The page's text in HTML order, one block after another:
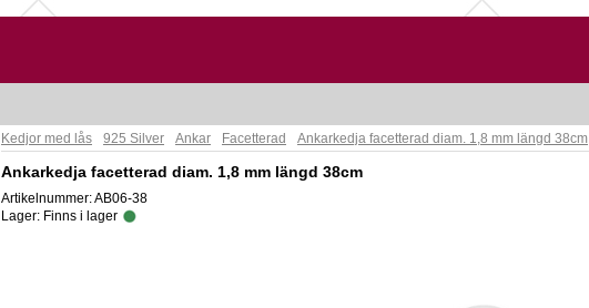
Kedjor med lås 925 Silver Ankar Facetterad Ankarkedja facetterad diam. 1,8 mm längd 38cm
Ankarkedja facetterad diam. 1,8 mm längd 38cm
Artikelnummer: AB06-38
Lager: Finns i lager